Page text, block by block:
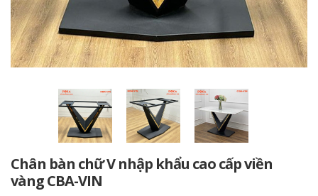
Chân bàn chữ V nhập khẩu cao cấp viền
vàng CBA-VIN